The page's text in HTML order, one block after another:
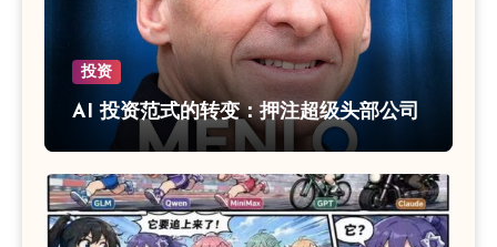
投资
AI 投资范式的转变：押注超级头部公司